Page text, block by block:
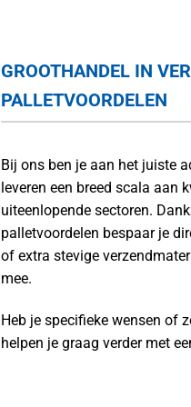
GROOTHANDEL IN
PALLETVOORDELEN
Bij ons ben je aan het juiste
leveren een breed scala aan
uiteenlopende sectoren.
palletvoordelen bespaar je
of extra stevige
mee.
Heb je specifieke wensen of
helpen je graag verder met